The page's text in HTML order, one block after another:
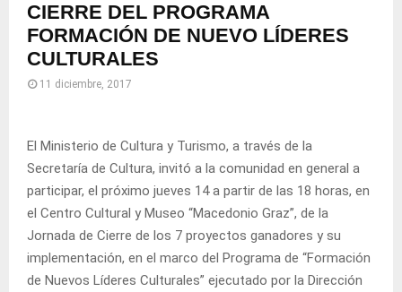
CIERRE DEL PROGRAMA
FORMACIÓN DE NUEVO LÍDERES
CULTURALES
11 diciembre, 2017
El Ministerio de Cultura y Turismo, a través de la
Secretaría de Cultura, invitó a la comunidad en general a
participar, el próximo jueves 14 a partir de las 18 horas, en
el Centro Cultural y Museo “Macedonio Graz”, de la
Jornada de Cierre de los 7 proyectos ganadores y su
implementación, en el marco del Programa de “Formación
de Nuevos Líderes Culturales” ejecutado por la Dirección